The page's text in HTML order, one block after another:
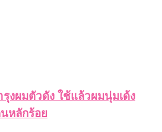
งผมตัวดัง ใช้แล้วผมนุ่มเด้ง
หลักร้อย